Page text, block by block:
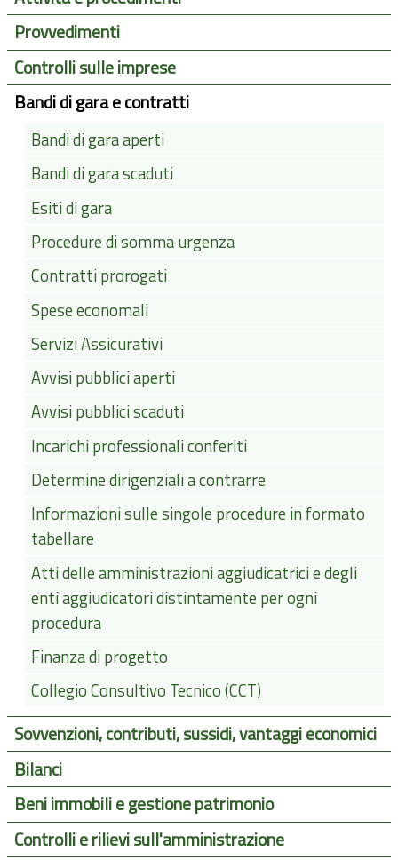
Provvedimenti
Controlli sulle imprese
Bandi di gara e contratti
Bandi di gara aperti
Bandi di gara scaduti
Esiti di gara
Procedure di somma urgenza
Contratti prorogati
Spese economali
Servizi Assicurativi
Avvisi pubblici aperti
Avvisi pubblici scaduti
Incarichi professionali conferiti
Determine dirigenziali a contrarre
Informazioni sulle singole procedure in formato
tabellare
Atti delle amministrazioni aggiudicatrici e degli
enti aggiudicatori distintamente per ogni
procedura
Finanza di progetto
Collegio Consultivo Tecnico (CCT)
Sovvenzioni, contributi, sussidi, vantaggi economici
Bilanci
Beni immobili e gestione patrimonio
Controlli e rilievi sull'amministrazione